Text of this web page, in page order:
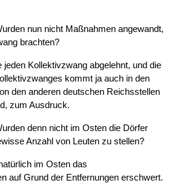
nun nicht Maßnahmen angewandt,
brachten?
jeden Kollektivzwang abgelehnt, und die
kommt ja auch in den
den anderen deutschen Reichsstellen
zum Ausdruck.
denn nicht im Osten die Dörfer
Anzahl von Leuten zu stellen?
im Osten das
auf Grund der Entfernungen erschwert.